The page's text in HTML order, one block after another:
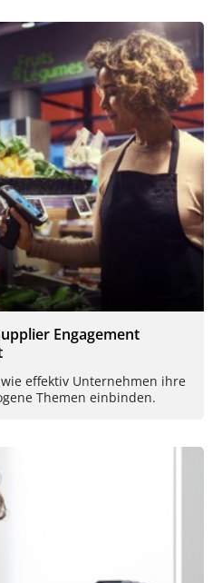
Engagement
effektiv Unternehmen ihre
Themen einbinden.